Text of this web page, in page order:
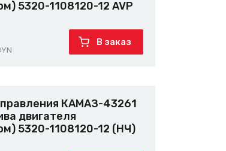
5320-1108120-12 AVP
В заказ
КАМАЗ-43261
двигателя
5320-1108120-12 (НЧ)